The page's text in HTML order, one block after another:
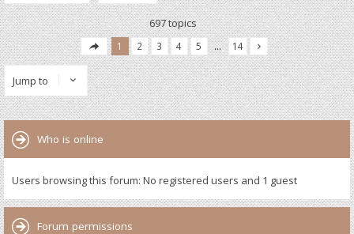
697 topics
1 2 3 4 5 … 14
Jump to
Who is online
Users browsing this forum: No registered users and 1 guest
Forum permissions